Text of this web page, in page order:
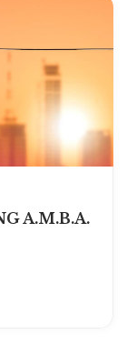
A.M.B.A.